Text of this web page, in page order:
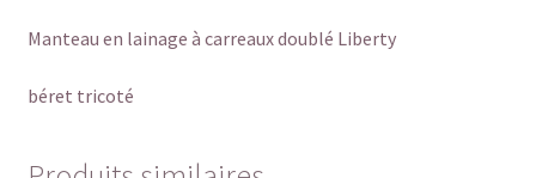
Manteau en lainage à carreaux doublé Liberty
béret tricoté